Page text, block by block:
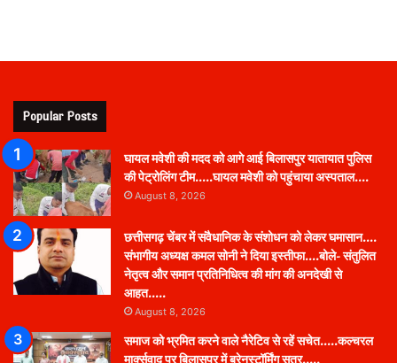
Popular Posts
घायल मवेशी की मदद को आगे आई बिलासपुर यातायात पुलिस
की पेट्रोलिंग टीम…..घायल मवेशी को पहुंचाया अस्पताल….
August 8, 2026
छत्तीसगढ़ चेंबर में संवैधानिक के संशोधन को लेकर घमासान….
संभागीय अध्यक्ष कमल सोनी ने दिया इस्तीफा….बोले- संतुलित
नेतृत्व और समान प्रतिनिधित्व की मांग की अनदेखी से
आहत…..
August 8, 2026
समाज को भ्रमित करने वाले नैरेटिव से रहें सचेत…..कल्चरल
मार्क्सवाद पर बिलासपुर में ब्रेनस्टॉर्मिंग सत्र…..